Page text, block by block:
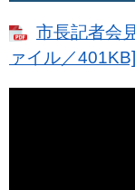
市長記者会
ァイル／401KB]